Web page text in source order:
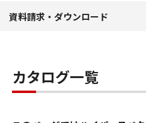
資料請求・ダウンロード
カタログ一覧